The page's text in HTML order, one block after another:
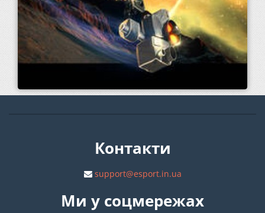
Контакти
support@esport.in.ua
Ми у соцмережах